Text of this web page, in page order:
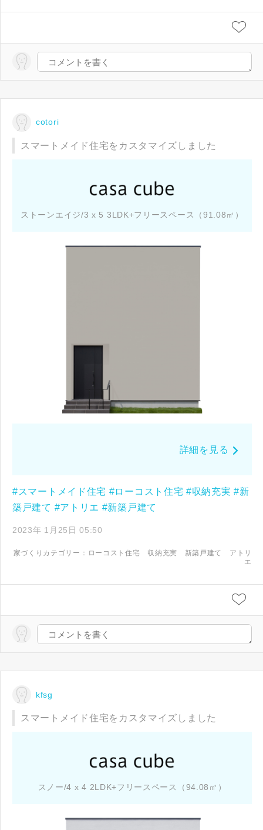
cotori
スマートメイド住宅をカスタマイズしました
ストーンエイジ/3 x 5 3LDK+フリースペース（91.08㎡）
詳細を見る
#スマートメイド住宅 #ローコスト住宅 #収納充実 #新
築戸建て #アトリエ #新築戸建て
2023年 1月25日 05:50
家づくりカテゴリー： ローコスト住宅 収納充実 新築戸建て
アトリ
エ
kfsg
スマートメイド住宅をカスタマイズしました
スノー/4 x 4 2LDK+フリースペース（94.08㎡）